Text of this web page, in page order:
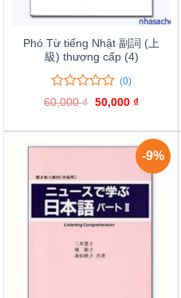
Phó Từ tiếng Nhật 副詞 (上
級) thượng cấp (4)
0
trên
0
giá
(0)
60,000₫ Giá
60,000 ₫.
50,000 ₫Giá
là:
50,000 ₫.
-9%